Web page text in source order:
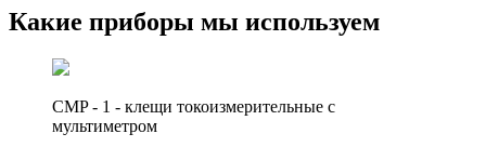
Какие приборы мы используем
CMP - 1 - клещи токоизмерительные с
мультиметром